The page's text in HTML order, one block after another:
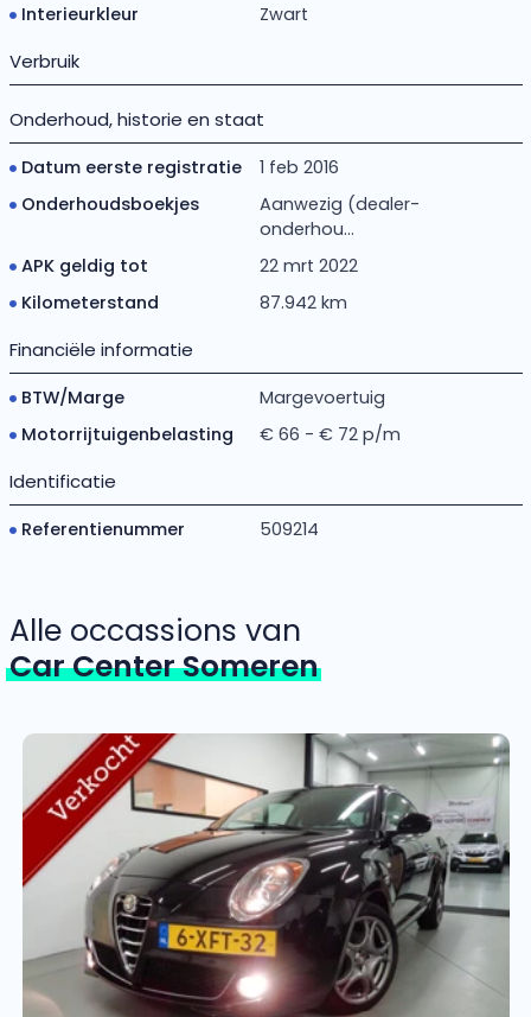
Interieurkleur
Zwart
Verbruik
Onderhoud, historie en staat
Datum eerste registratie
1 feb 2016
Onderhoudsboekjes
Aanwezig (dealer-
onderhou...
APK geldig tot
22 mrt 2022
Kilometerstand
87.942 km
Financiële informatie
BTW/Marge
Margevoertuig
Motorrijtuigenbelasting
€ 66 - € 72 p/m
Identificatie
Referentienummer 509214
Alle occassions van
Car Center Someren